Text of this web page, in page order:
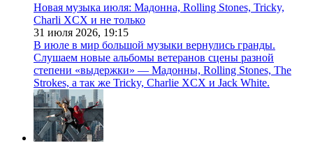
Новая музыка июля: Мадонна, Rolling Stones, Tricky,
Charli XCX и не только
31 июля 2026, 19:15
В июле в мир большой музыки вернулись гранды.
Слушаем новые альбомы ветеранов сцены разной
степени «выдержки» — Мадонны, Rolling Stones, The
Strokes, а так же Tricky, Charlie XCX и Jack White.